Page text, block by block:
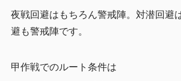
夜戦回避はもちろん警戒陣。対潜回避
避も警戒陣です。
甲作戦でのルート条件は